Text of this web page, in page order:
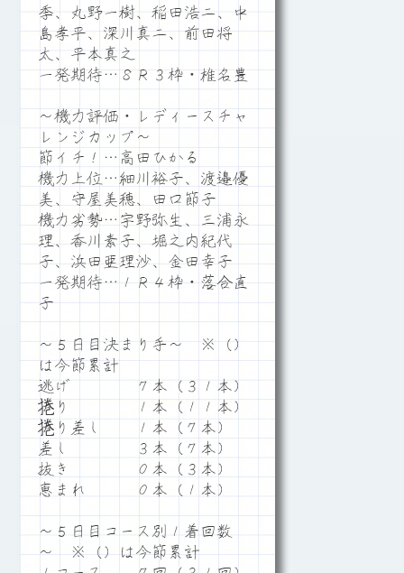
季、丸野一樹、稲田浩二、中
島孝平、深川真二、前田将
太、平本真之
一発期待…８Ｒ３枠・椎名豊
～機力評価・レディースチャ
レンジカップ～
節イチ！…高田ひかる
機力上位…細川裕子、渡邉優
美、守屋美穂、田口節子
機力劣勢…宇野弥生、三浦永
理、香川素子、堀之内紀代
子、浜田亜理沙、金田幸子
一発期待…１Ｒ４枠・落合直
子
～５日目決まり手～ ※（）
は今節累計
逃げ ７本（３１本）
捲り １本（１１本）
捲り差し １本（７本）
差し ３本（７本）
抜き ０本（３本）
恵まれ ０本（１本）
～５日目コース別１着回数
～ ※（）は今節累計